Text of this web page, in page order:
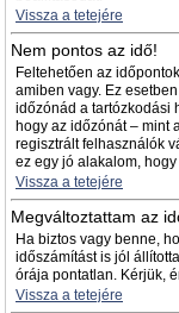
Vissza a tetejére
Nem pontos az idő!
Feltehetően az
amiben vagy. Ez
időzónád a tartózkodási
hogy az időzónát – mint
regisztrált felhasználók
ez egy jó alakalom,
Vissza a tetejére
Megváltoztattam az
Ha biztos vagy benne,
időszámítást is jól
órája pontatlan. Kérjük,
Vissza a tetejére